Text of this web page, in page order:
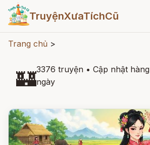
TruyệnXưaTíchCũ
Trang chủ >
🏰3376 truyện • Cập nhật hàng
ngày